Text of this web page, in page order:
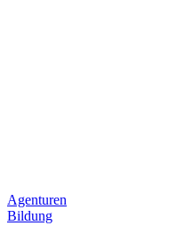
Agenturen
Bildung